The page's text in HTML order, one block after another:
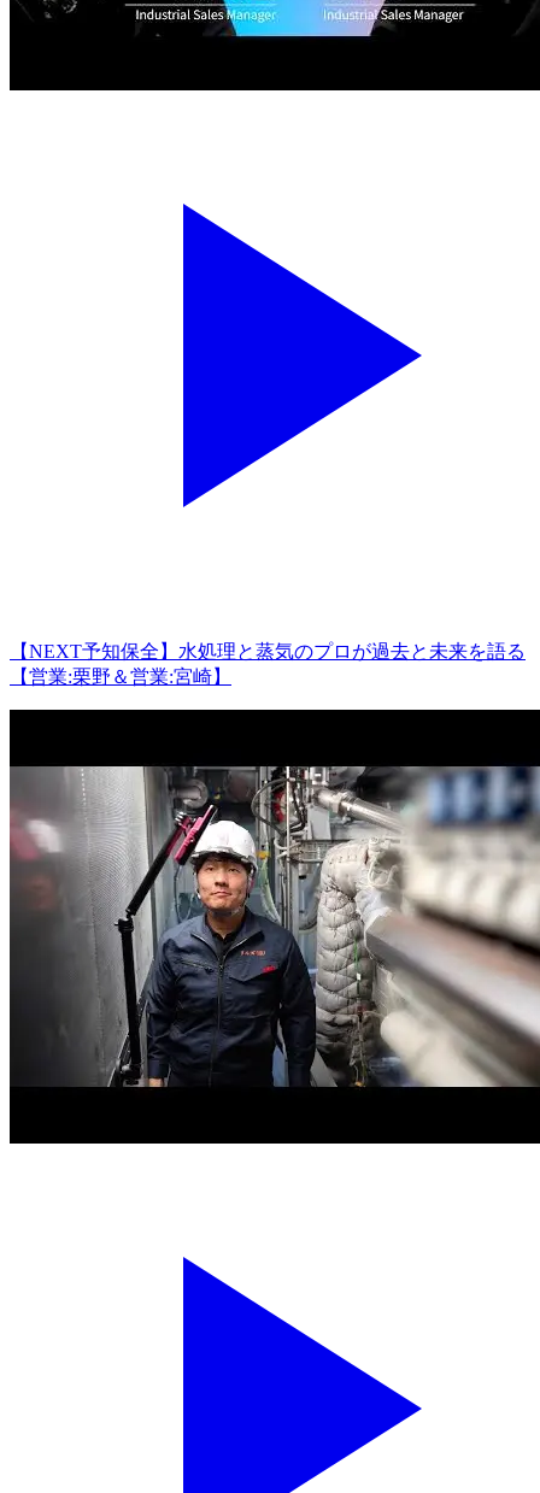
【NEXT予知保全】水処理と蒸気のプロが過去と未来を語る
【営業:栗野＆営業:宮崎】